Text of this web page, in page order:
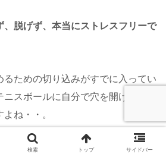
、脱げず、本当にストレスフリーで
るための切り込みがすでに入ってい
スボールに自分で穴を開けるのっ
ね・・。
がある分、脚がかなり太いのです
検索 トップ サイドバー